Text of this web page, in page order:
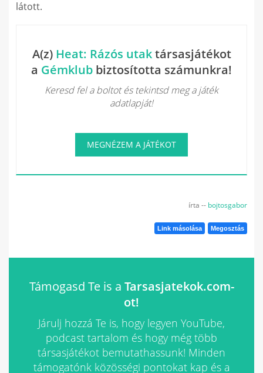
látott.
A(z) Heat: Rázós utaktársasjátékot
a Gémklub biztosította számunkra!
Keresd fel a boltot és tekintsd meg a játék
adatlapját!
MEGNÉZEM A JÁTÉKOT
írta -- bojtosgabor
Link másolása Megosztás
Támogasd Te is a Tarsasjatekok.com-
ot!
Járulj hozzá Te is, hogy legyen YouTube,
podcast tartalom és hogy még több
társasjátékot bemutathassunk! Minden
támogatónk közösségi pontokat kap és a